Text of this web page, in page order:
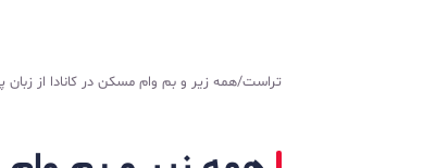
تراست/همه زیر و بم وام مسکن در کانادا از زبان